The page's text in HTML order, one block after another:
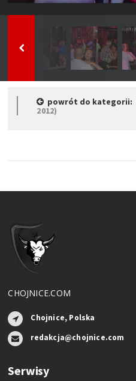
powrót do kategorii:
2012)
CHOJNICE.COM
Chojnice, Polska
redakcja@chojnice.com
Serwisy